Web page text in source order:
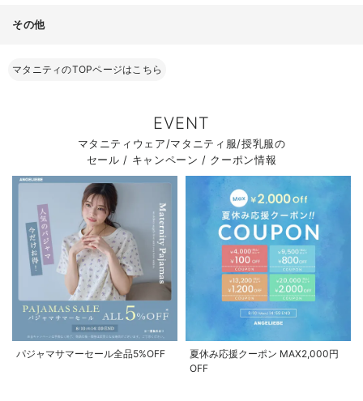
その他
マタニティのTOPページはこちら
EVENT
マタニティウェア/マタニティ服/授乳服の
セール / キャンペーン / クーポン情報
パジャマサマーセール全品5%OFF
夏休み応援クーポン MAX2,000円
OFF